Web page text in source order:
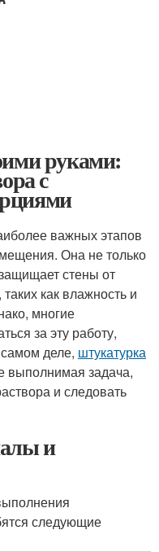
руками:
с
важных этапов
Она не только
стены от
как влажность и
многие
за эту работу,
деле, штукатурка
выполнимая задача,
и следовать
и
следующие